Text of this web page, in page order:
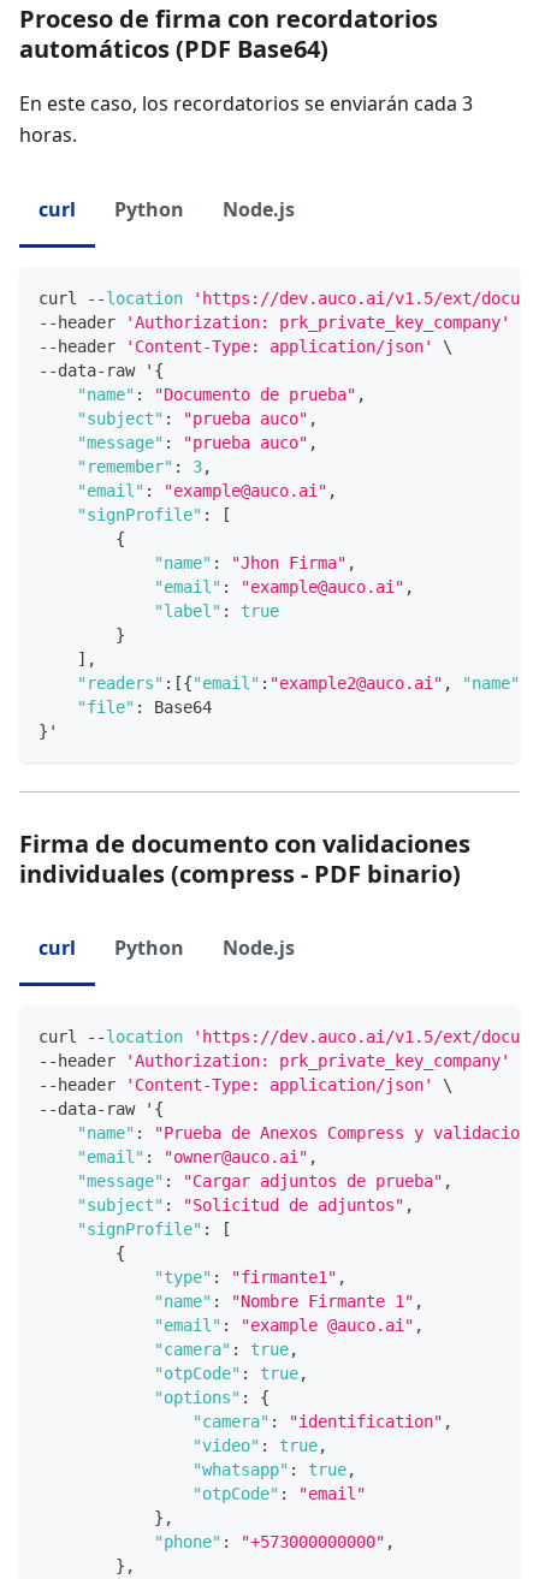
Proceso de firma con recordatorios
automáticos (PDF Base64)
En este caso, los recordatorios se enviarán cada 3
horas.
curl Python Node.js
curl --location
'https://dev.auco.ai/v1.5/ext/
-- header 'Authorization: prk_private_key_company'
-- header 'Content-Type: application/json'
\
--data- raw ' {
"name" : "Documento de prueba" ,
"subject" : "prueba auco" ,
"message" : "prueba auco" ,
"remember" : 3,
"email" : "example@auco.ai" ,
"signProfile" :
[
{
"name" : "Jhon Firma" ,
"email" : "example@auco.ai" ,
"label" :
true
}
] ,
"readers" : [{"email" : "example2@auco.ai" , "name"
"file" :
Base64
} '
Firma de documento con validaciones
individuales (compress - PDF binario)
curl Python Node.js
curl --location
'https://dev.auco.ai/v1.5/ext/
-- header 'Authorization: prk_private_key_company'
-- header 'Content-Type: application/json'
\
--data- raw ' {
"name" :
"Prueba de Anexos Compress y
"email" : "owner@auco.ai" ,
"message" : "Cargar adjuntos de prueba" ,
"subject" : "Solicitud de adjuntos" ,
"signProfile" :
[
{
"type" : "firmante1" ,
"name" : "Nombre Firmante 1" ,
"email" : "example @auco.ai" ,
"camera" : true,
"otpCode" : true,
"options" :
{
"camera" : "identification" ,
"video" : true,
"whatsapp" : true,
"otpCode" :
"email"
} ,
"phone" : "+573000000000" ,
} ,